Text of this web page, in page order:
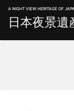
A NIGHT VIEW HERITAGE OF
日本夜景遺